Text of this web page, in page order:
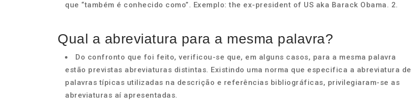
que “também é conhecido como”. Exemplo: the ex-president of US aka Barack Obama. 2.
Qual a abreviatura para a mesma palavra?
Do confronto que foi feito, verificou-se que, em alguns casos, para a mesma palavra
estão previstas abreviaturas distintas. Existindo uma norma que especifica a abreviatura de
palavras típicas utilizadas na descrição e referências bibliográficas, privilegiaram-se as
abreviaturas aí apresentadas.